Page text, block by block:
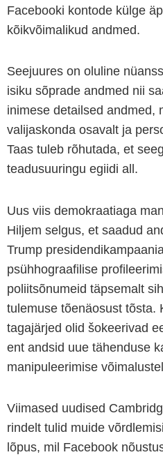
Facebooki kontode külge
kõikvõimalikud andmed.
Seejuures on oluline
isiku sõprade andmed nii
inimese detailsed andmed,
valijaskonda osavalt ja
Taas tuleb rõhutada, et
teadusuuringu egiidi all.
Uus viis demokraatiaga
Hiljem selgus, et saadud
Trump
psühhograafilise
poliitsõnumeid täpsemalt
tulemuse tõenäosust tõsta.
tagajärjed olid šokeerivad
ent andsid uue tähenduse
manipuleerimise
Viimased uudised
rindelt tulid muide
lõpus, mil Facebook